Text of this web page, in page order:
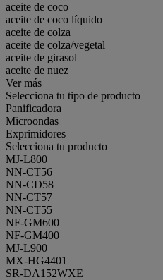
aceite de coco
aceite de coco líquido
aceite de colza
aceite de colza/vegetal
aceite de girasol
aceite de nuez
Ver más
Selecciona tu tipo de producto
Panificadora
Microondas
Exprimidores
Selecciona tu producto
MJ-L800
NN-CT56
NN-CD58
NN-CT57
NN-CT55
NF-GM600
NF-GM400
MJ-L900
MX-HG4401
SR-DA152WXE